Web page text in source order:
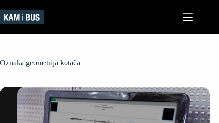
na
sadržaj
Oznaka geometrija kotača